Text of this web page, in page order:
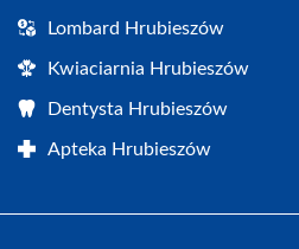
Lombard Hrubieszów
Kwiaciarnia Hrubieszów
Dentysta Hrubieszów
Apteka Hrubieszów